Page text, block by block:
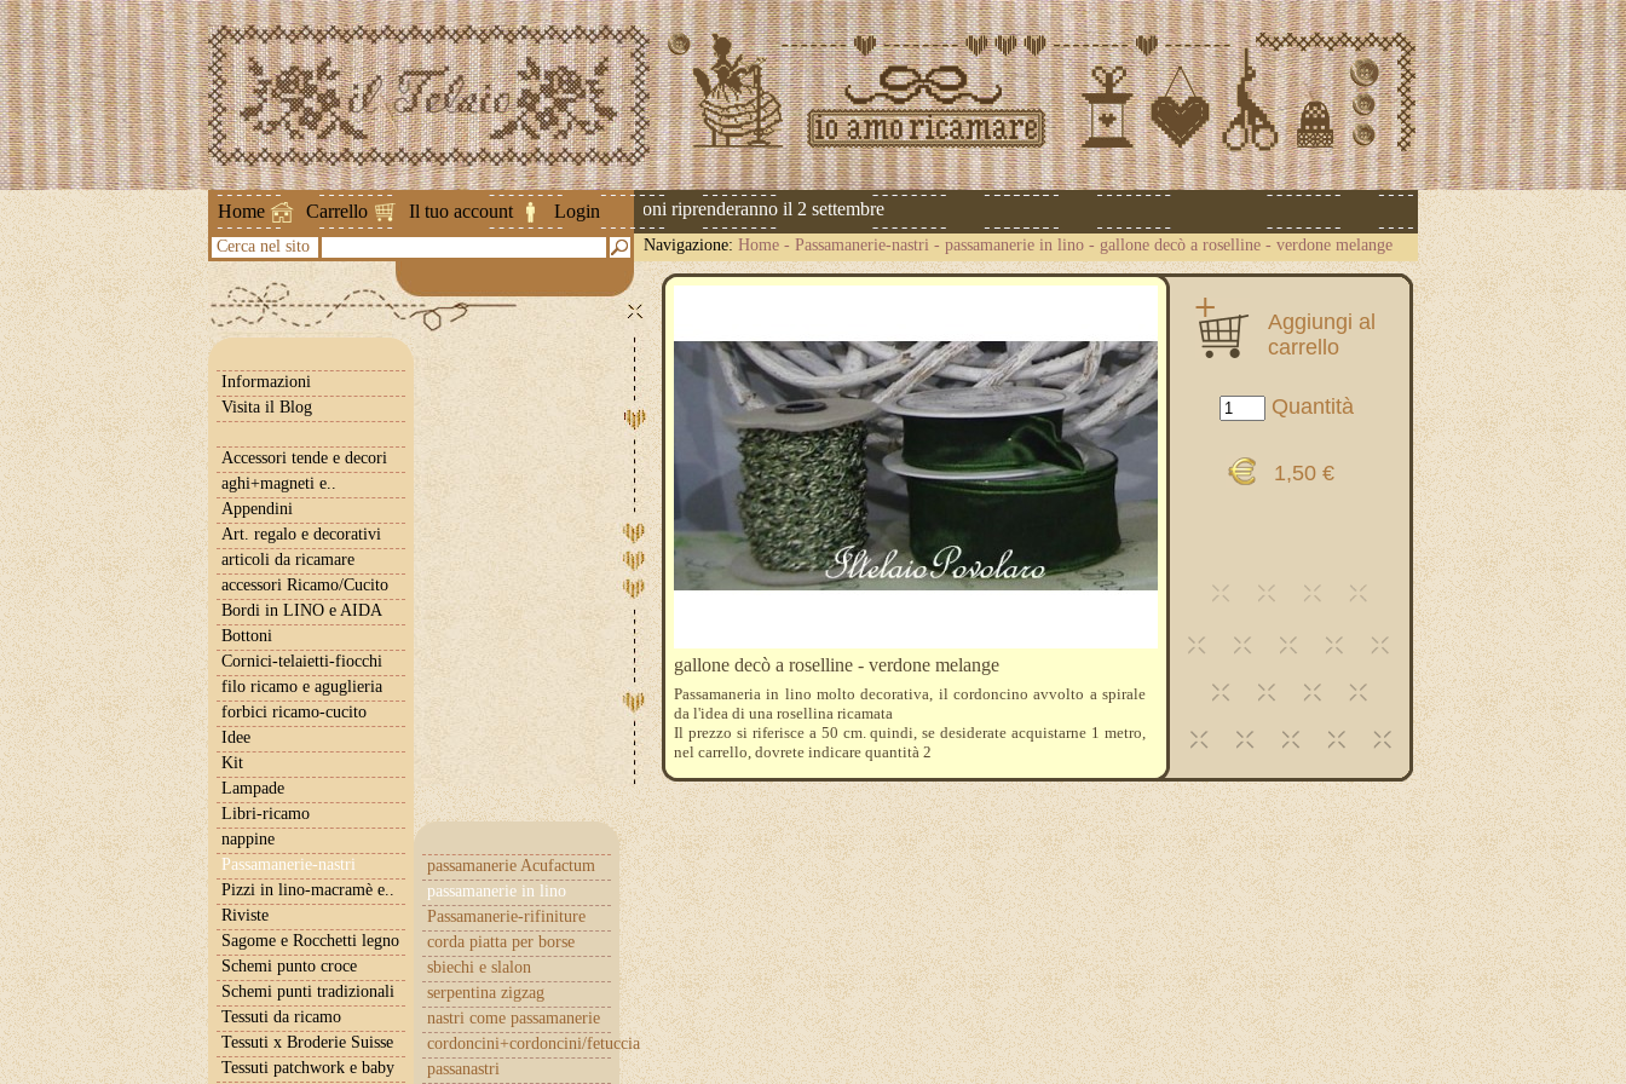
Home Carrello Il tuo account Login
Attenzione ! Le spedizioni riprenderanno il 2 settembre
Cerca nel sito Navigazione: Home - Passamanerie-nastri - passamanerie in lino - gallone decò a roselline - verdone melange
Informazioni
Visita il Blog
Accessori tende e decori
aghi+magneti e..
Appendini
Art. regalo e decorativi
articoli da ricamare
accessori Ricamo/Cucito
Bordi in LINO e AIDA
Bottoni
Cornici-telaietti-fiocchi
filo ricamo e aguglieria
forbici ricamo-cucito
Idee
Kit
Lampade
Libri-ricamo
nappine
Passamanerie-nastri
passamanerie Acufactum
passamanerie in lino
Passamanerie-rifiniture
corda piatta per borse
sbiechi e slalon
serpentina zigzag
nastri come passamanerie
cordoncini+cordoncini/fetuccia
passanastri
Pizzi in lino-macramè e..
Riviste
Sagome e Rocchetti legno
Schemi punto croce
Schemi punti tradizionali
Tessuti da ricamo
Tessuti x Broderie Suisse
Tessuti patchwork e baby
Aggiungi al
carrello
Quantità
1,50 €
gallone decò a roselline - verdone melange
Passamaneria in lino molto decorativa, il cordoncino avvolto a spirale
da l'idea di una rosellina ricamata
Il prezzo si riferisce a 50 cm. quindi, se desiderate acquistarne 1 metro,
nel carrello, dovrete indicare quantità 2